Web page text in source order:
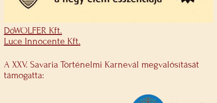
DöWOLFER Kft.
Luce Innocente Kft.
A XXV. Savaria Történelmi Karnevál megvalósítását
támogatta: